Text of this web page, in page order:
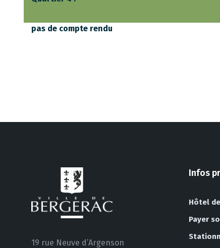
pas de compte rendu
19 rue Neuve d’Argenson
Infos
Hôtel
Payer